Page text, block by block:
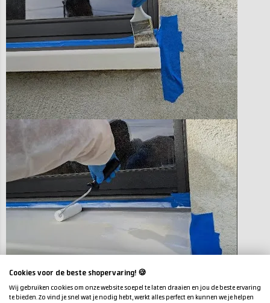
Cookies voor de beste shopervaring! 🍪
Wij gebruiken cookies om onze website soepel te laten draaien en jou de beste ervaring
te bieden. Zo vind je snel wat je nodig hebt, werkt alles perfect en kunnen we je helpen